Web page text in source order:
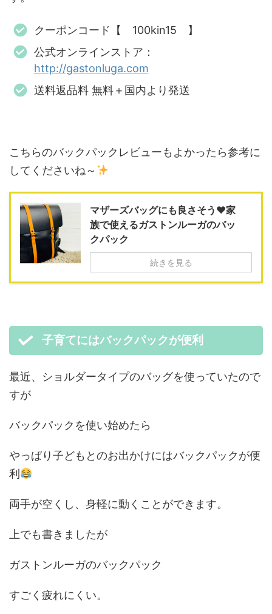
クーポンコード【 100kin15 】
公式オンラインストア：
http://gastonluga.com
送料返品料 無料＋国内より発送
こちらのバックパックレビューもよかったら参考に
してくださいね～
マザーズバッグにも良さそう♥家
族で使えるガストンルーガのバッ
クパック
続きを見る
子育てにはバックパックが便利
最近、ショルダータイプのバッグを使っていたので
すが
バックパックを使い始めたら
やっぱり子どもとのお出かけにはバックパックが便
利
両手が空くし、身軽に動くことができます。
上でも書きましたが
ガストンルーガのバックパック
すごく疲れにくい。